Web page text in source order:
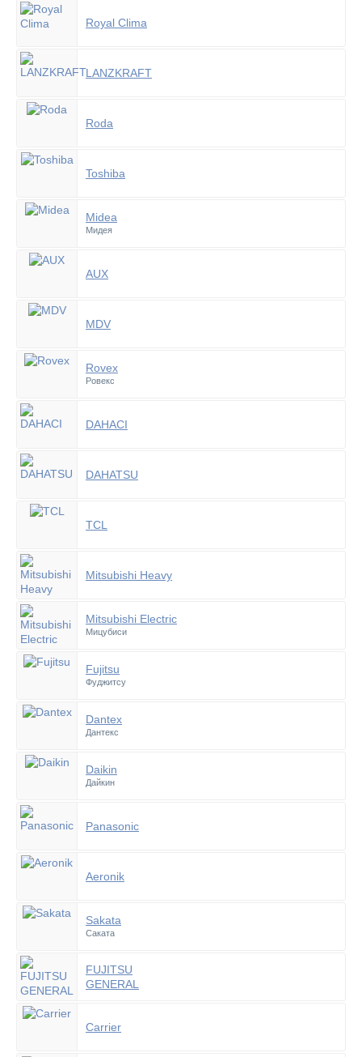
Royal Clima
LANZKRAFT
Roda
Toshiba
Midea
Мидея
AUX
MDV
Rovex
Ровекс
DAHACI
DAHATSU
TCL
Mitsubishi Heavy
Mitsubishi Electric
Мицубиси
Fujitsu
Фуджитсу
Dantex
Дантекс
Daikin
Дайкин
Panasonic
Aeronik
Sakata
Саката
FUJITSU
GENERAL
Carrier